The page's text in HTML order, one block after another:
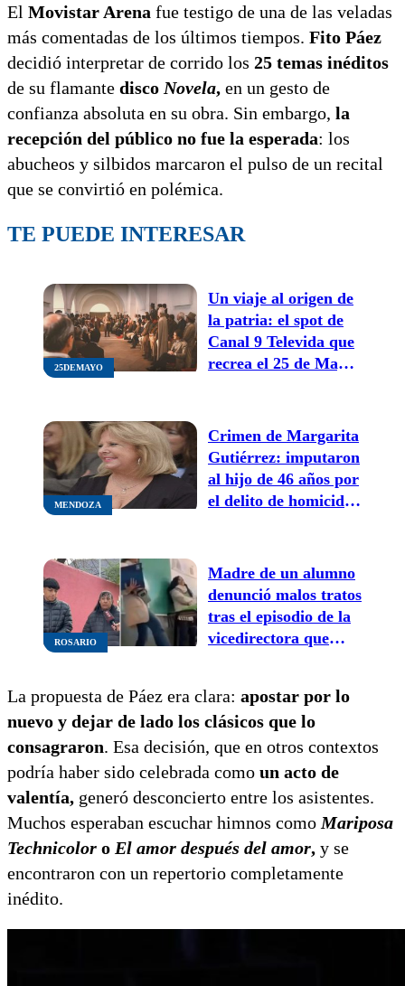
El Movistar Arena fue testigo de una de las veladas
más comentadas de los últimos tiempos. Fito Páez
decidió interpretar de corrido los 25 temas inéditos
de su flamante disco Novela, en un gesto de
confianza absoluta en su obra. Sin embargo, la
recepción del público no fue la esperada: los
abucheos y silbidos marcaron el pulso de un recital
que se convirtió en polémica.
TE PUEDE INTERESAR
25DEMAYO
Un viaje al origen de
la patria: el spot de
Canal 9 Televida que
recrea el 25 de Mayo
MENDOZA
Crimen de Margarita
Gutiérrez: imputaron
al hijo de 46 años por
el delito de homicidio
ROSARIO
Madre de un alumno
denunció malos tratos
tras el episodio de la
vicedirectora que
La propuesta de Páez era clara: apostar por lo
nuevo y dejar de lado los clásicos que lo
consagraron. Esa decisión, que en otros contextos
podría haber sido celebrada como un acto de
valentía, generó desconcierto entre los asistentes.
Muchos esperaban escuchar himnos como Mariposa
Technicolor o El amor después del amor, y se
encontraron con un repertorio completamente
inédito.